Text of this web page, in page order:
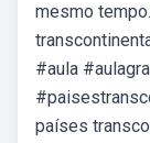
mesmo
#aula
países